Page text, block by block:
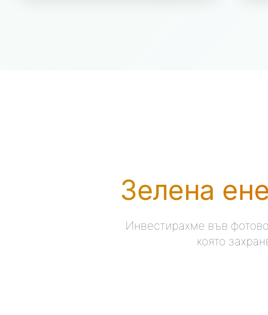
Зелена
Инвестирахме във
която